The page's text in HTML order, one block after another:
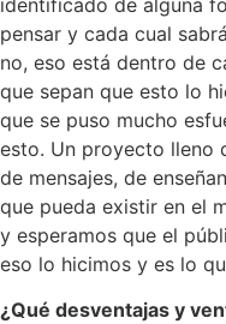
pensar y cada cual
no, eso está dentro de
que sepan que esto lo
que se puso mucho
esto. Un proyecto lleno
de mensajes, de
que pueda existir en el
y esperamos que el
eso lo hicimos y es lo
¿Qué desventajas y